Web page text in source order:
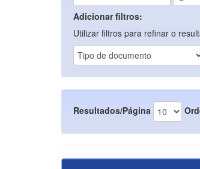
Adicionar filtros:
Utilizar filtros para refinar o
Resultados/Página